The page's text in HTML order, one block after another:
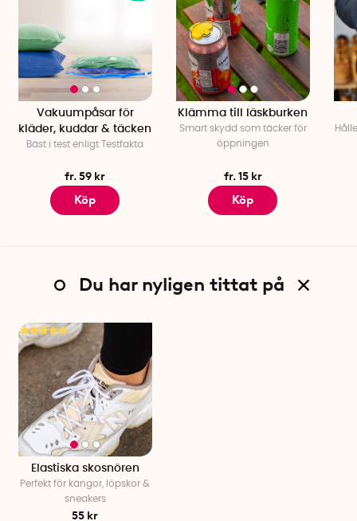
Vakuumpåsar för
kläder, kuddar & täcken
Bäst i test enligt Testfakta
fr. 59 kr
Köp
Klämma till läskburken
Smart skydd som täcker för
öppningen
fr. 15 kr
Köp
Du har nyligen tittat på
Elastiska skosnören
Perfekt för kängor, löpskor &
sneakers
55 kr